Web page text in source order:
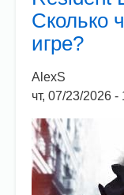
Сколько
игре?
AlexS
чт, 07/23/2026 -